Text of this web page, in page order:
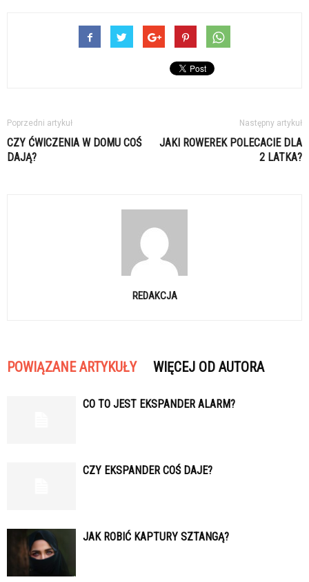
Poprzedni artykuł
CZY ĆWICZENIA W DOMU COŚ
DAJĄ?
Następny artykuł
JAKI ROWEREK POLECACIE DLA
2 LATKA?
REDAKCJA
POWIĄZANE ARTYKUŁY WIĘCEJ OD AUTORA
CO TO JEST EKSPANDER ALARM?
CZY EKSPANDER COŚ DAJE?
JAK ROBIĆ KAPTURY SZTANGĄ?